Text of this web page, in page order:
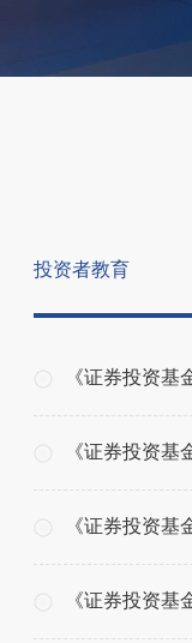
投资者教育
《证券投资
《证券投资
《证券投资
《证券投资